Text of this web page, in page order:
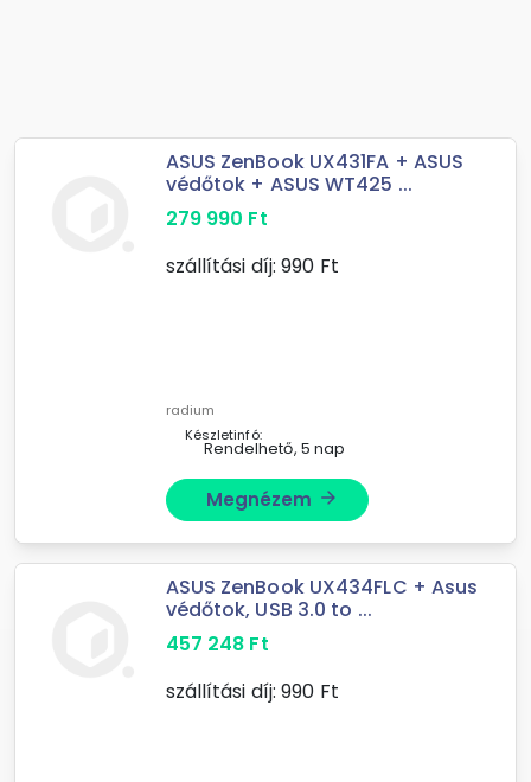
ASUS ZenBook UX431FA + ASUS
védőtok + ASUS WT425 ...
279 990 Ft
szállítási díj: 990 Ft
radium
Készletinfó:
Rendelhető, 5 nap
Megnézem arrow_forward
ASUS ZenBook UX434FLC + Asus
védőtok, USB 3.0 to ...
457 248 Ft
szállítási díj: 990 Ft